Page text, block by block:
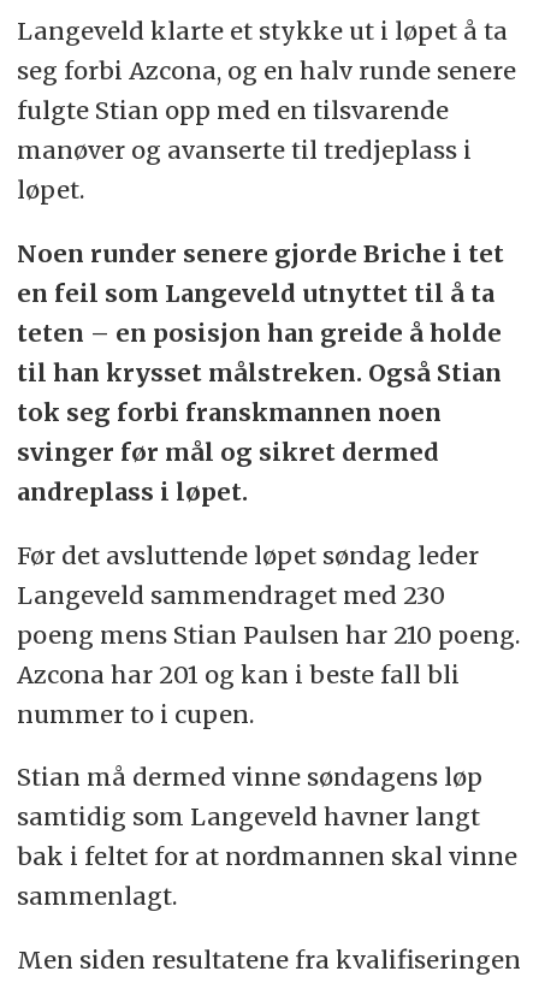
Langeveld klarte et stykke ut i løpet å ta
seg forbi Azcona, og en halv runde senere
fulgte Stian opp med en tilsvarende
manøver og avanserte til tredjeplass i
løpet.
Noen runder senere gjorde Briche i tet
en feil som Langeveld utnyttet til å ta
teten – en posisjon han greide å holde
til han krysset målstreken. Også Stian
tok seg forbi franskmannen noen
svinger før mål og sikret dermed
andreplass i løpet.
Før det avsluttende løpet søndag leder
Langeveld sammendraget med 230
poeng mens Stian Paulsen har 210 poeng.
Azcona har 201 og kan i beste fall bli
nummer to i cupen.
Stian må dermed vinne søndagens løp
samtidig som Langeveld havner langt
bak i feltet for at nordmannen skal vinne
sammenlagt.
Men siden resultatene fra kvalifiseringen